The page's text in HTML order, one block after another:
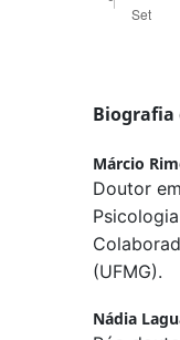
Biografia
Márcio
Doutor
(UFMG).
Nádia